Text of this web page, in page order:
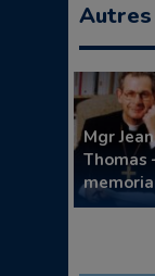
Mgr
Thomas